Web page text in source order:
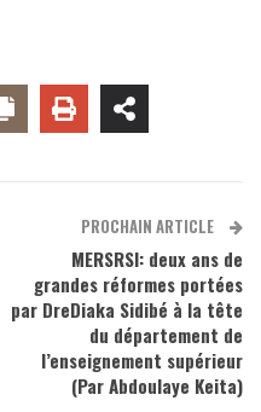
PROCHAIN ARTICLE
MERSRSI: deux ans de
grandes réformes portées
par DreDiaka Sidibé à la tête
du département de
l’enseignement supérieur
(Par Abdoulaye Keita)